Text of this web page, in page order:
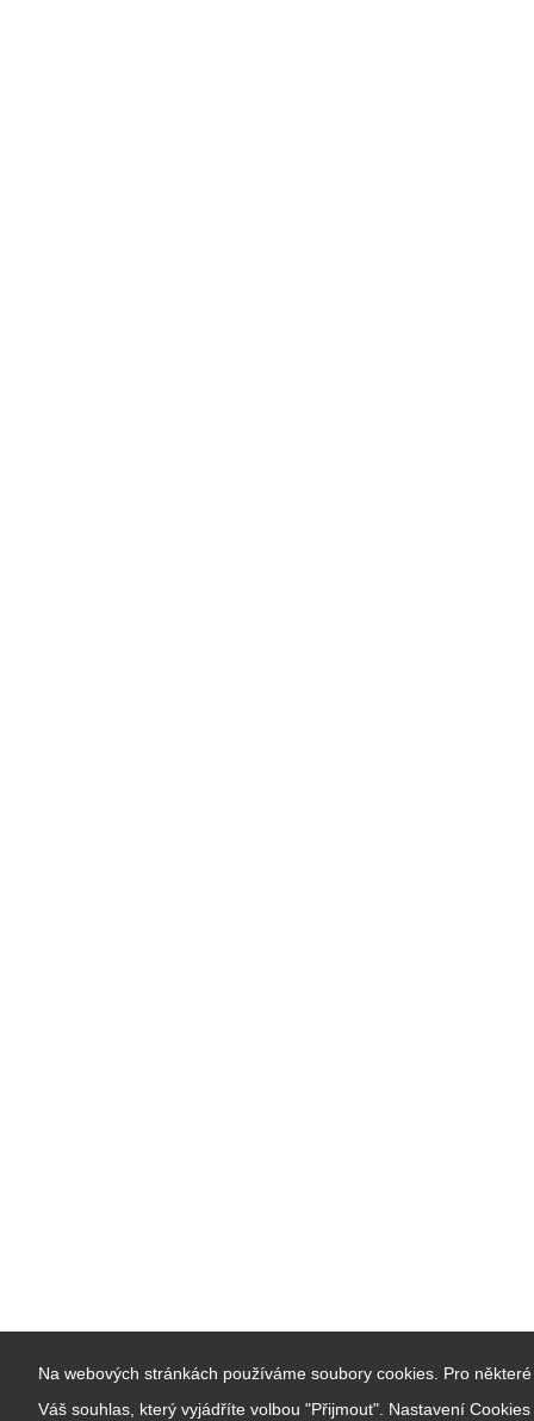
Na webových stránkách používáme soubory cookies. Pro
Váš souhlas, který vyjádříte volbou "Přijmout". Nastavení